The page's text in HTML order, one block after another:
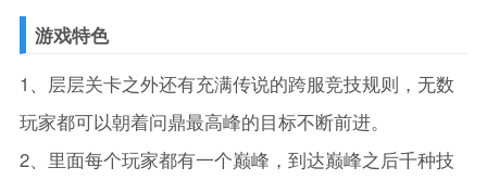
游戏特色
1、层层关卡之外还有充满传说的跨服竞技规则，无数
玩家都可以朝着问鼎最高峰的目标不断前进。
2、里面每个玩家都有一个巅峰，到达巅峰之后千种技